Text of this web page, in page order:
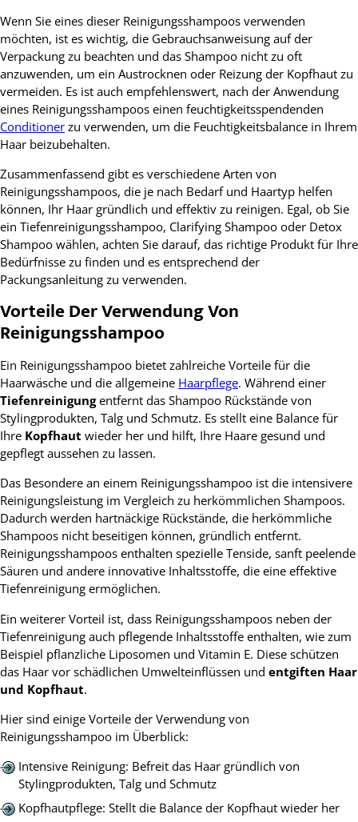
Wenn Sie eines dieser Reinigungsshampoos verwenden
möchten, ist es wichtig, die Gebrauchsanweisung auf der
Verpackung zu beachten und das Shampoo nicht zu oft
anzuwenden, um ein Austrocknen oder Reizung der Kopfhaut zu
vermeiden. Es ist auch empfehlenswert, nach der Anwendung
eines Reinigungsshampoos einen feuchtigkeitsspendenden
Conditioner zu verwenden, um die Feuchtigkeitsbalance in Ihrem
Haar beizubehalten.
Zusammenfassend gibt es verschiedene Arten von
Reinigungsshampoos, die je nach Bedarf und Haartyp helfen
können, Ihr Haar gründlich und effektiv zu reinigen. Egal, ob Sie
ein Tiefenreinigungsshampoo, Clarifying Shampoo oder Detox
Shampoo wählen, achten Sie darauf, das richtige Produkt für Ihre
Bedürfnisse zu finden und es entsprechend der
Packungsanleitung zu verwenden.
Vorteile Der Verwendung Von
Reinigungsshampoo
Ein Reinigungsshampoo bietet zahlreiche Vorteile für die
Haarwäsche und die allgemeine Haarpflege. Während einer
Tiefenreinigungentfernt das Shampoo Rückstände von
Stylingprodukten, Talg und Schmutz. Es stellt eine Balance für
Ihre Kopfhaut wieder her und hilft, Ihre Haare gesund und
gepflegt aussehen zu lassen.
Das Besondere an einem Reinigungsshampoo ist die intensivere
Reinigungsleistung im Vergleich zu herkömmlichen Shampoos.
Dadurch werden hartnäckige Rückstände, die herkömmliche
Shampoos nicht beseitigen können, gründlich entfernt.
Reinigungsshampoos enthalten spezielle Tenside, sanft peelende
Säuren und andere innovative Inhaltsstoffe, die eine effektive
Tiefenreinigung ermöglichen.
Ein weiterer Vorteil ist, dass Reinigungsshampoos neben der
Tiefenreinigung auch pflegende Inhaltsstoffe enthalten, wie zum
Beispiel pflanzliche Liposomen und Vitamin E. Diese schützen
das Haar vor schädlichen Umwelteinflüssen und entgiften Haar
und Kopfhaut.
Hier sind einige Vorteile der Verwendung von
Reinigungsshampoo im Überblick:
Intensive Reinigung: Befreit das Haar gründlich von
Stylingprodukten, Talg und Schmutz
Kopfhautpflege: Stellt die Balance der Kopfhaut wieder her